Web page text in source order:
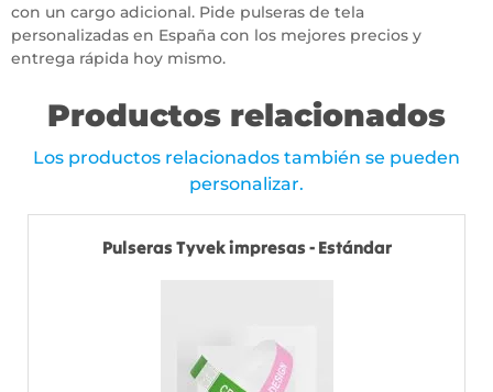
con un cargo adicional. Pide pulseras de tela
personalizadas en España con los mejores precios y
entrega rápida hoy mismo.
Productos relacionados
Los productos relacionados también se pueden
personalizar.
Pulseras Tyvek impresas - Estándar